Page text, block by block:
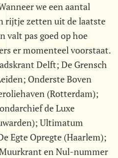
we een aantal
rijtje zetten uit de laatste
valt pas goed op hoe
er momenteel voorstaat.
Delft; De Grensch
Onderste Boven
(Rotterdam);
de Luxe
Ultimatum
Egte Opregte (Haarlem);
en Nul-nummer